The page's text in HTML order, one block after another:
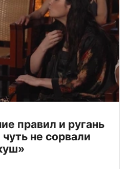
правил и ругань
не сорвали